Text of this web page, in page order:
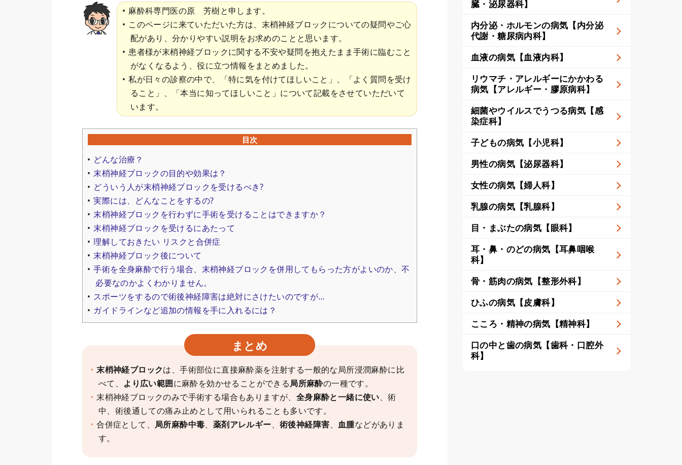
麻酔科専門医の原 芳樹と申します。
このページに来ていただいた方は、末梢神経ブロックについての疑問やご心
配があり、分かりやすい説明をお求めのことと思います。
患者様が末梢神経ブロックに関する不安や疑問を抱えたまま手術に臨むこと
がなくなるよう、役に立つ情報をまとめました。
私が日々の診察の中で、「特に気を付けてほしいこと」、「よく質問を受け
ること」、「本当に知ってほしいこと」について記載をさせていただいて
います。
目次
どんな治療？
末梢神経ブロックの目的や効果は？
どういう人が末梢神経ブロックを受けるべき?
実際には、どんなことをするの?
末梢神経ブロックを行わずに手術を受けることはできますか？
末梢神経ブロックを受けるにあたって
理解しておきたい リスクと合併症
末梢神経ブロック後について
手術を全身麻酔で行う場合、末梢神経ブロックを併用してもらった方がよいのか、不
必要なのかよくわかりません。
スポーツをするので術後神経障害は絶対にさけたいのですが…
ガイドラインなど追加の情報を手に入れるには？
まとめ
末梢神経ブロックは、手術部位に直接麻酔薬を注射する一般的な局所浸潤麻酔に比
べて、 より広い範囲に麻酔を効かせることができる局所麻酔の一種です。
末梢神経ブロックのみで手術する場合もありますが、 全身麻酔と一緒に使い、術
中、術後通しての痛み止めとして用いられることも多いです。
合併症として、 局所麻酔中毒、 薬剤アレルギー、術後神経障害、 血腫などがありま
す。
臓・泌尿器科】
内分泌・ホルモンの病気【内分泌
代謝・糖尿病内科】
血液の病気【血液内科】
リウマチ・アレルギーにかかわる
病気【アレルギー・膠原病科】
細菌やウイルスでうつる病気【感
染症科】
子どもの病気【小児科】
男性の病気【泌尿器科】
女性の病気【婦人科】
乳腺の病気【乳腺科】
目・まぶたの病気【眼科】
耳・鼻・のどの病気【耳鼻咽喉
科】
骨・筋肉の病気【整形外科】
ひふの病気【皮膚科】
こころ・精神の病気【精神科】
口の中と歯の病気【歯科・口腔外
科】